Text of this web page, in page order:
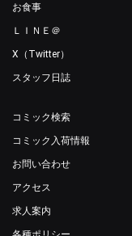
お食事
ＬＩＮＥ＠
X（Twitter）
スタッフ日誌
コミック検索
コミック入荷情報
お問い合わせ
アクセス
求人案内